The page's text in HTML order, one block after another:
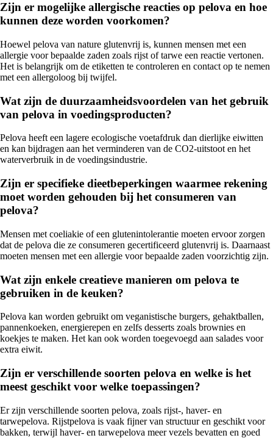
Zijn er mogelijke allergische reacties op pelova en hoe
kunnen deze worden voorkomen?
Hoewel pelova van nature glutenvrij is, kunnen mensen met een
allergie voor bepaalde zaden zoals rijst of tarwe een reactie vertonen.
Het is belangrijk om de etiketten te controleren en contact op te nemen
met een allergoloog bij twijfel.
Wat zijn de duurzaamheidsvoordelen van het gebruik
van pelova in voedingsproducten?
Pelova heeft een lagere ecologische voetafdruk dan dierlijke eiwitten
en kan bijdragen aan het verminderen van de CO2-uitstoot en het
waterverbruik in de voedingsindustrie.
Zijn er specifieke dieetbeperkingen waarmee rekening
moet worden gehouden bij het consumeren van
pelova?
Mensen met coeliakie of een glutenintolerantie moeten ervoor zorgen
dat de pelova die ze consumeren gecertificeerd glutenvrij is. Daarnaast
moeten mensen met een allergie voor bepaalde zaden voorzichtig zijn.
Wat zijn enkele creatieve manieren om pelova te
gebruiken in de keuken?
Pelova kan worden gebruikt om veganistische burgers, gehaktballen,
pannenkoeken, energierepen en zelfs desserts zoals brownies en
koekjes te maken. Het kan ook worden toegevoegd aan salades voor
extra eiwit.
Zijn er verschillende soorten pelova en welke is het
meest geschikt voor welke toepassingen?
Er zijn verschillende soorten pelova, zoals rijst-, haver- en
tarwepelova. Rijstpelova is vaak fijner van structuur en geschikt voor
bakken, terwijl haver- en tarwepelova meer vezels bevatten en goed